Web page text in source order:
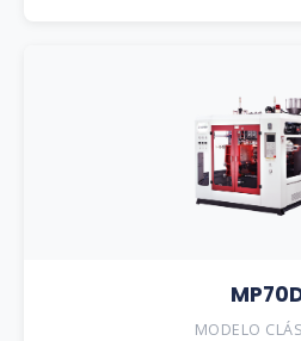
MODELO